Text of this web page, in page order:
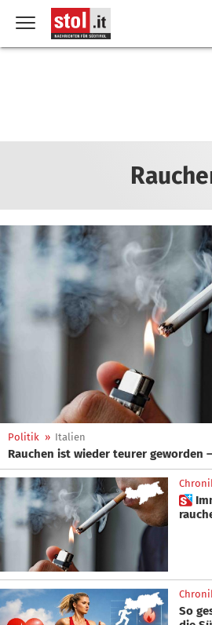
Politik » Italien
Rauchen ist wieder teurer geworden
 Immer weniger Italiener
So